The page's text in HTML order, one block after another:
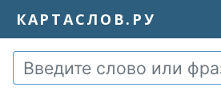
КАРТАСЛОВ.РУ